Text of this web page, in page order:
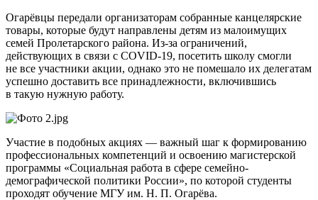
Огарёвцы передали организаторам собранные канцелярские
товары, которые будут направлены детям из малоимущих
семей Пролетарского района. Из-за ограничений,
действующих в связи с COVID-19, посетить школу смогли
не все участники акции, однако это не помешало их делегатам
успешно доставить все принадлежности, включившись
в такую нужную работу.
Участие в подобных акциях — важный шаг к формированию
профессиональных компетенций и освоению магистерской
программы «Социальная работа в сфере семейно-
демографической политики России», по которой студенты
проходят обучение МГУ им. Н. П. Огарёва.